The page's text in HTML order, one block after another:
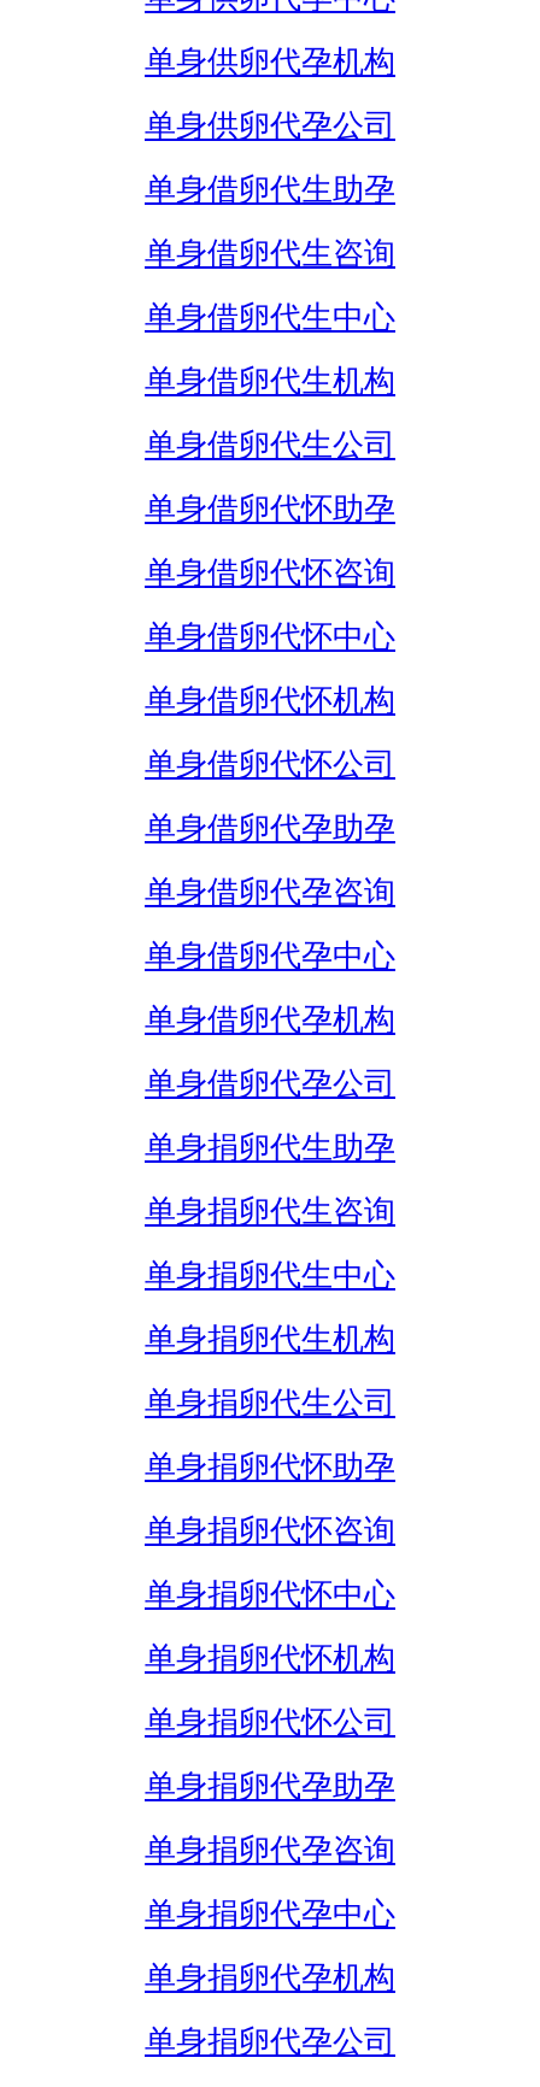
单身供卵代孕机构
单身供卵代孕公司
单身借卵代生助孕
单身借卵代生咨询
单身借卵代生中心
单身借卵代生机构
单身借卵代生公司
单身借卵代怀助孕
单身借卵代怀咨询
单身借卵代怀中心
单身借卵代怀机构
单身借卵代怀公司
单身借卵代孕助孕
单身借卵代孕咨询
单身借卵代孕中心
单身借卵代孕机构
单身借卵代孕公司
单身捐卵代生助孕
单身捐卵代生咨询
单身捐卵代生中心
单身捐卵代生机构
单身捐卵代生公司
单身捐卵代怀助孕
单身捐卵代怀咨询
单身捐卵代怀中心
单身捐卵代怀机构
单身捐卵代怀公司
单身捐卵代孕助孕
单身捐卵代孕咨询
单身捐卵代孕中心
单身捐卵代孕机构
单身捐卵代孕公司